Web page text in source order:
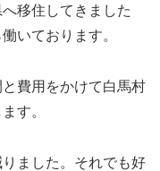
移住してきました
いております。
費用をかけて白馬村
す。
ました。それでも好